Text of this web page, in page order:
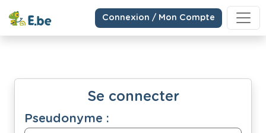
Connexion / Mon Compte
Se connecter
Pseudonyme :